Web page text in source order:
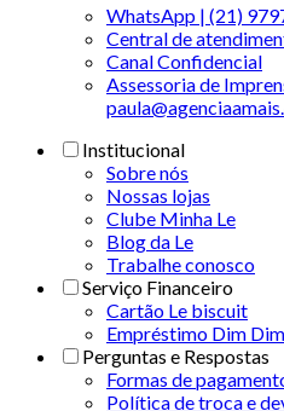
WhatsApp | (21)
Central de
Canal Confidencial
Assessoria de
Institucional
Sobre nós
Nossas lojas
Clube Minha Le
Blog da Le
Trabalhe conosco
Serviço Financeiro
Cartão Le biscuit
Empréstimo Dim Dim
Perguntas e Respostas
Formas de
Política de troca e